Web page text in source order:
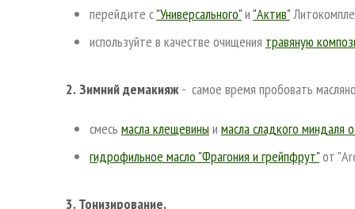
перейдите с"Универсального"и "Актив"
используйте в качестве очищения травяную
2.Зимний демакияж- самое время пробовать
смесь масла клещевины и масла сладкого миндаля
гидрофильное масло "Фрагония и грейпфрут"от
3. Тонизирование.